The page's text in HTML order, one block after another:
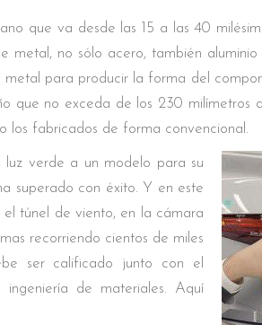
que va desde las 15 a las 40
metal, no sólo acero, también
para producir la forma del
que no exceda de los 230 milímetros
los fabricados de forma convencional.
verde a un modelo para su
superado con éxito. Y en este
túnel de viento, en la cámara
recorriendo cientos de miles
ser calificado junto con el
de materiales. Aquí